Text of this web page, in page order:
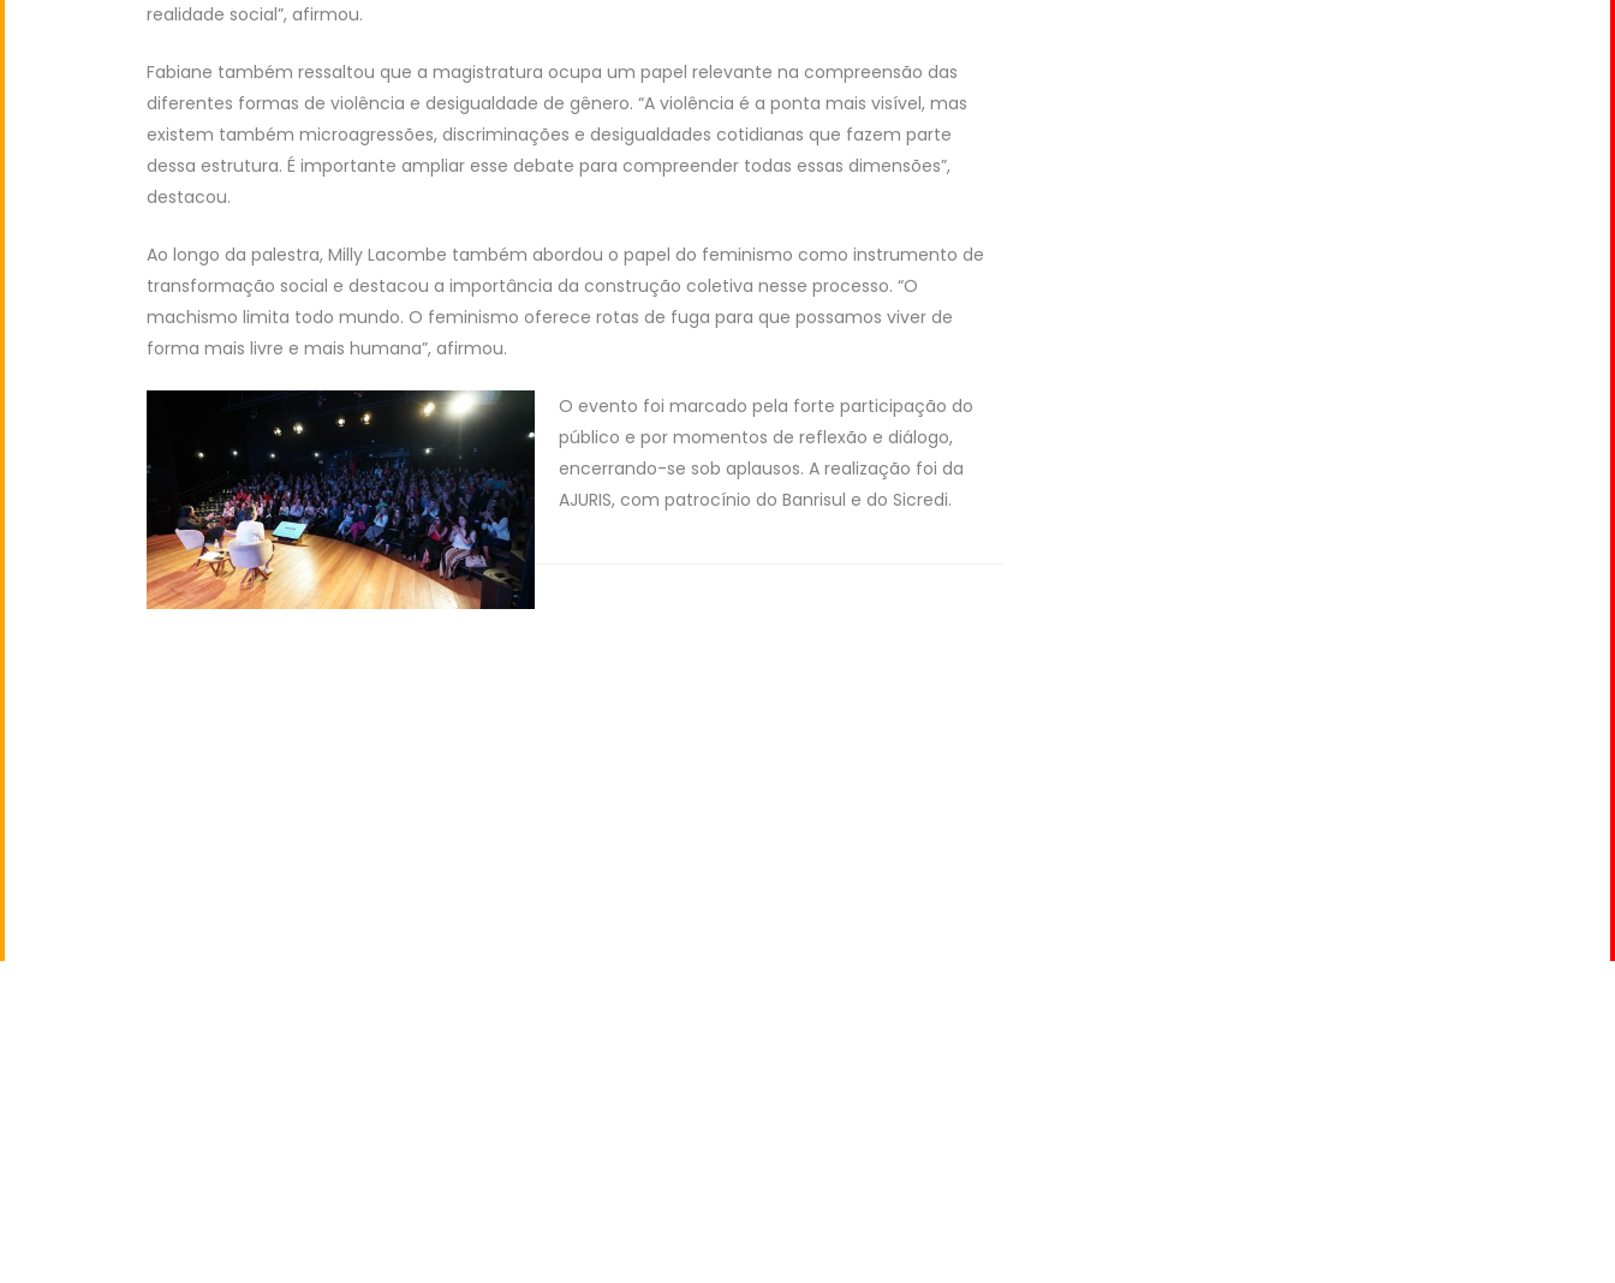
realidade social”, afirmou.
Fabiane também ressaltou que a magistratura ocupa um papel relevante na compreensão das
diferentes formas de violência e desigualdade de gênero. “A violência é a ponta mais visível, mas
existem também microagressões, discriminações e desigualdades cotidianas que fazem parte
dessa estrutura. É importante ampliar esse debate para compreender todas essas dimensões”,
destacou.
Ao longo da palestra, Milly Lacombe também abordou o papel do feminismo como instrumento de
transformação social e destacou a importância da construção coletiva nesse processo. “O
machismo limita todo mundo. O feminismo oferece rotas de fuga para que possamos viver de
forma mais livre e mais humana”, afirmou.
O evento foi marcado pela forte participação do
público e por momentos de reflexão e diálogo,
encerrando-se sob aplausos. A realização foi da
AJURIS, com patrocínio do Banrisul e do Sicredi.